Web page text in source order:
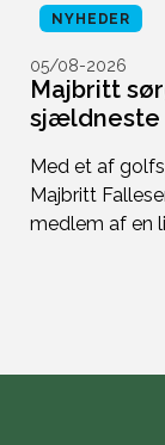
NYHEDER
05/08-2026
Majbritt
sjældneste
Med et af
Majbritt
medlem af en